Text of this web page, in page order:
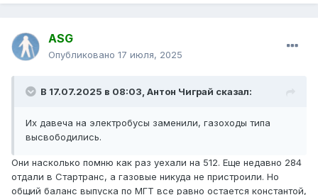
ASG
Опубликовано 17 июля, 2025
В 17.07.2025 в 08:03, Антон Чиграй сказал:
Их давеча на электробусы заменили, газоходы типа
высвободились.
Они насколько помню как раз уехали на 512. Еще недавно 284
отдали в Стартранс, а газовые никуда не пристроили. Но
общий баланс выпуска по МГТ все равно остается константой,